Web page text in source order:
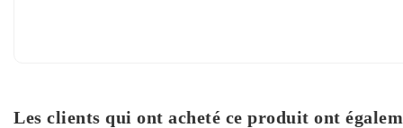
Les clients qui ont acheté ce produit ont